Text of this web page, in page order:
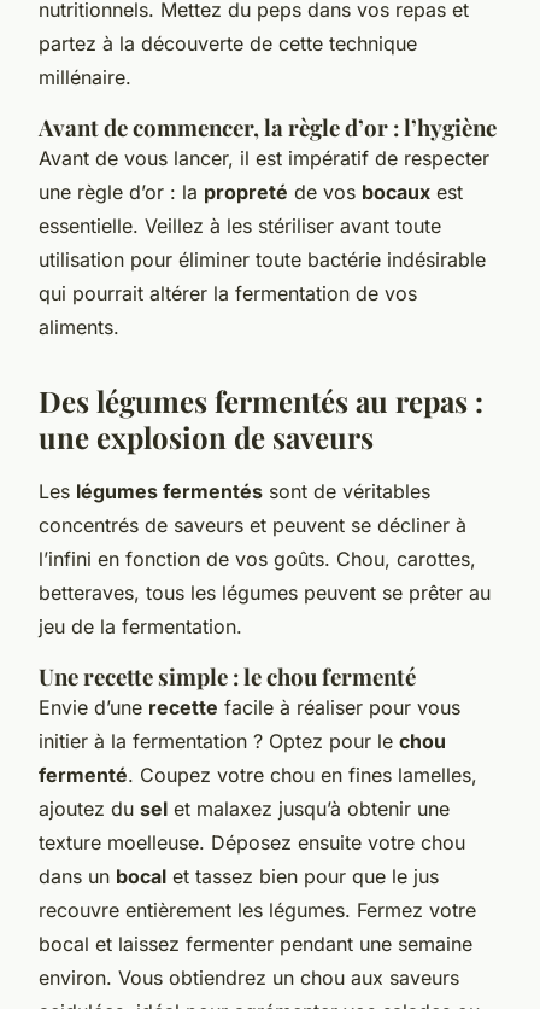
nutritionnels. Mettez du peps dans vos repas et
partez à la découverte de cette technique
millénaire.
Avant de commencer, la règle d’or : l’hygiène
Avant de vous lancer, il est impératif de respecter
une règle d’or : la propreté de vos bocaux est
essentielle. Veillez à les stériliser avant toute
utilisation pour éliminer toute bactérie indésirable
qui pourrait altérer la fermentation de vos
aliments.
Des légumes fermentés au repas :
une explosion de saveurs
Les légumes fermentés sont de véritables
concentrés de saveurs et peuvent se décliner à
l’infini en fonction de vos goûts. Chou, carottes,
betteraves, tous les légumes peuvent se prêter au
jeu de la fermentation.
Une recette simple : le chou fermenté
Envie d’une recette facile à réaliser pour vous
initier à la fermentation ? Optez pour le chou
fermenté. Coupez votre chou en fines lamelles,
ajoutez du sel et malaxez jusqu’à obtenir une
texture moelleuse. Déposez ensuite votre chou
dans un bocal et tassez bien pour que le jus
recouvre entièrement les légumes. Fermez votre
bocal et laissez fermenter pendant une semaine
environ. Vous obtiendrez un chou aux saveurs